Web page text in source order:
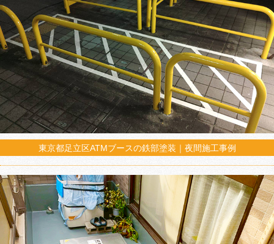
東京都足立区ATMブースの鉄部塗装｜夜間施工事例